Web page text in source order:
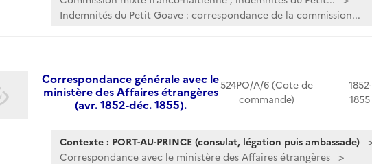
Indemnités du Petit Goave : correspondance de la commission...
Correspondance générale avec le
ministère des Affaires étrangères
(avr. 1852-déc. 1855).
524PO/A/6 (Cote de
commande)
1852-
1855
Contexte : PORT-AU-PRINCE (consulat, légation puis ambassade)
Correspondance avec le ministère des Affaires étrangères